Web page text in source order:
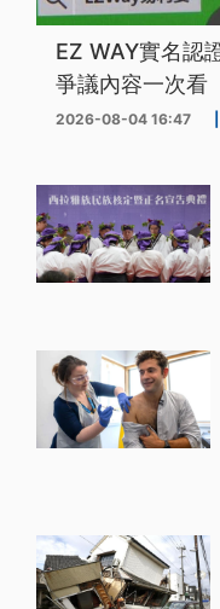
EZ WAY實名認
爭議內容一次看
2026-08-04 16:47